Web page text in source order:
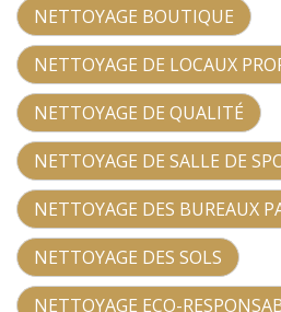
NETTOYAGE BOUTIQUE
NETTOYAGE DE LOCAUX
NETTOYAGE DE QUALITÉ
NETTOYAGE DE SALLE DE
NETTOYAGE DES BUREAUX
NETTOYAGE DES SOLS
NETTOYAGE ECO-